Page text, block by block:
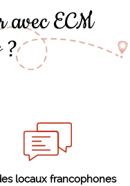
avec ECM
?
locaux francophones